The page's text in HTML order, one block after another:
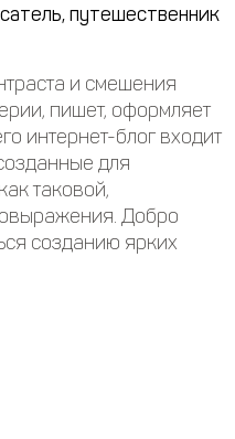
путешественник
и смешения
пишет, оформляет
интернет-блог входит
для
таковой,
Добро
созданию ярких